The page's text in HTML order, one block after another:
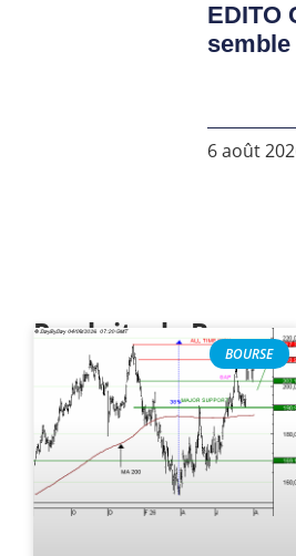
EDITO
6 août
Produits de Bourse
BOURSE